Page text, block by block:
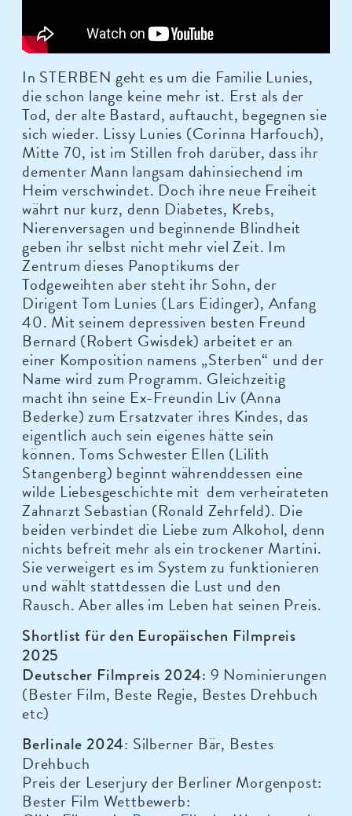
In STERBEN geht es um die Familie Lunies,
die schon lange keine mehr ist. Erst als der
Tod, der alte Bastard, auftaucht, begegnen sie
sich wieder. Lissy Lunies (Corinna Harfouch),
Mitte 70, ist im Stillen froh darüber, dass ihr
dementer Mann langsam dahinsiechend im
Heim verschwindet. Doch ihre neue Freiheit
währt nur kurz, denn Diabetes, Krebs,
Nierenversagen und beginnende Blindheit
geben ihr selbst nicht mehr viel Zeit. Im
Zentrum dieses Panoptikums der
Todgeweihten aber steht ihr Sohn, der
Dirigent Tom Lunies (Lars Eidinger), Anfang
40. Mit seinem depressiven besten Freund
Bernard (Robert Gwisdek) arbeitet er an
einer Komposition namens „Sterben“ und der
Name wird zum Programm. Gleichzeitig
macht ihn seine Ex-Freundin Liv (Anna
Bederke) zum Ersatzvater ihres Kindes, das
eigentlich auch sein eigenes hätte sein
können. Toms Schwester Ellen (Lilith
Stangenberg) beginnt währenddessen eine
wilde Liebesgeschichte mit dem verheirateten
Zahnarzt Sebastian (Ronald Zehrfeld). Die
beiden verbindet die Liebe zum Alkohol, denn
nichts befreit mehr als ein trockener Martini.
Sie verweigert es im System zu funktionieren
und wählt stattdessen die Lust und den
Rausch. Aber alles im Leben hat seinen Preis.
Shortlist für den Europäischen Filmpreis
2025
Deutscher Filmpreis 2024: 9 Nominierungen
(Bester Film, Beste Regie, Bestes Drehbuch
etc)
Berlinale 2024: Silberner Bär, Bestes
Drehbuch
Preis der Leserjury der Berliner Morgenpost:
Bester Film Wettbewerb: